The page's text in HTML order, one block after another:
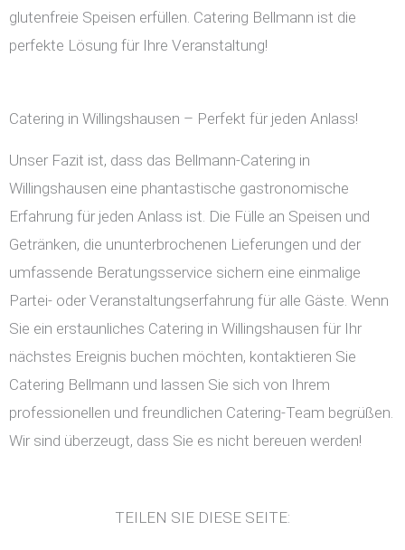
glutenfreie Speisen erfüllen. Catering Bellmann ist die
perfekte Lösung für Ihre Veranstaltung!
Catering in Willingshausen – Perfekt für jeden Anlass!
Unser Fazit ist, dass das Bellmann-Catering in
Willingshausen eine phantastische gastronomische
Erfahrung für jeden Anlass ist. Die Fülle an Speisen und
Getränken, die ununterbrochenen Lieferungen und der
umfassende Beratungsservice sichern eine einmalige
Partei- oder Veranstaltungserfahrung für alle Gäste. Wenn
Sie ein erstaunliches Catering in Willingshausen für Ihr
nächstes Ereignis buchen möchten, kontaktieren Sie
Catering Bellmann und lassen Sie sich von Ihrem
professionellen und freundlichen Catering-Team begrüßen.
Wir sind überzeugt, dass Sie es nicht bereuen werden!
TEILEN SIE DIESE SEITE: